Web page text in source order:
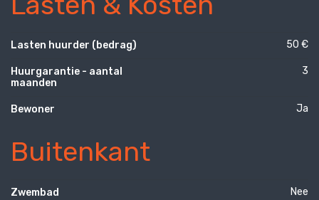
Lasten huurder (bedrag) 50 €
Huurgarantie - aantal
maanden
3
Bewoner Ja
Buitenkant
Zwembad Nee